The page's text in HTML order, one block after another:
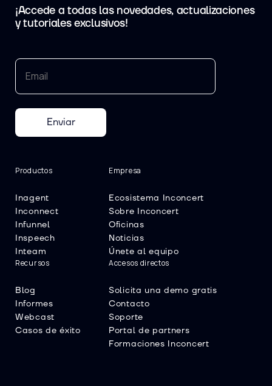
¡Accede a todas las novedades, actualizaciones
y tutoriales exclusivos!
Enviar
Productos
Inagent
Inconnect
Infunnel
Inspeech
Inteam
Empresa
Ecosistema Inconcert
Sobre Inconcert
Oficinas
Noticias
Únete al equipo
Recursos
Blog
Informes
Webcast
Casos de éxito
Accesos directos
Solicita una demo gratis
Contacto
Soporte
Portal de partners
Formaciones Inconcert